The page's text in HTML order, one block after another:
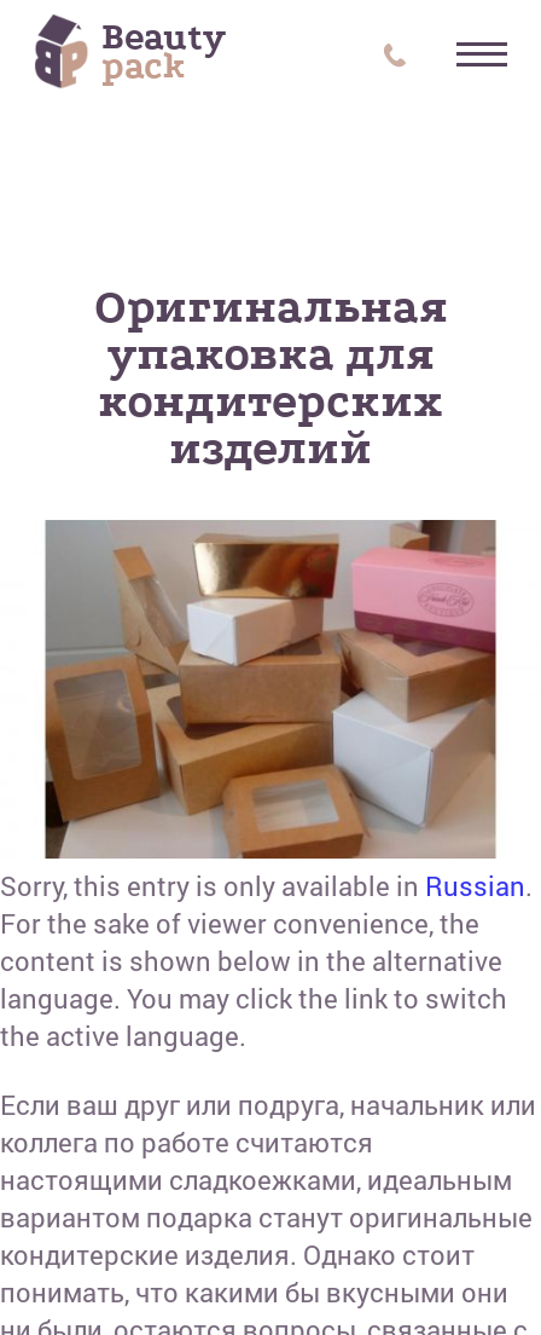
Beauty
pack
Оригинальная
упаковка для
кондитерских
изделий
Sorry, this entry is only available in Russian.
For the sake of viewer convenience, the
content is shown below in the alternative
language. You may click the link to switch
the active language.
Если ваш друг или подруга, начальник или
коллега по работе считаются
настоящими сладкоежками, идеальным
вариантом подарка станут оригинальные
кондитерские изделия. Однако стоит
понимать, что какими бы вкусными они